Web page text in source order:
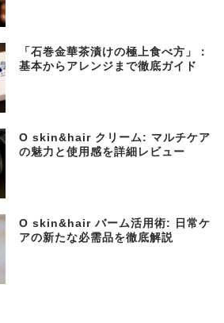
「石巻金華茶漬けの極上食べ方」：
基本からアレンジまで徹底ガイド
O skin&hair クリーム: マルチケア
の魅力と使用感を詳細レビュー
O skin&hair バーム活用術: 日常ケ
アの新たな必需品を徹底解説